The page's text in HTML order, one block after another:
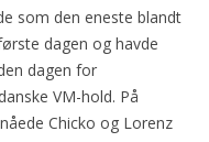
som den eneste blandt
dagen og havde
dagen for
VM-hold. På
Chicko og Lorenz